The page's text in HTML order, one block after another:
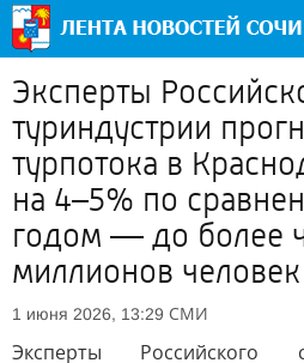
Эксперты
туриндустрии
турпотока в
на 4–5% по
годом — до более
миллионов человек
1 июня 2026, 13:29 СМИ
Эксперты Российского